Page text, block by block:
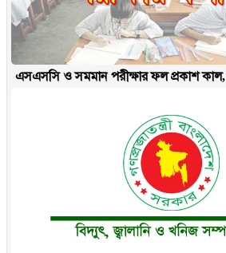
এসএসসি ও সমমান পরীক্ষার ফল প্রকাশ কাল,